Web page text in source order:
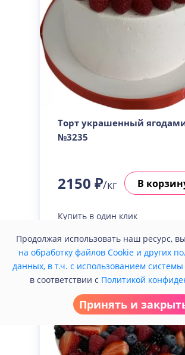
Торт украшенный
№3235
2150 ₽/кг В
Купить в один клик
Продолжая использовать наш ресурс,
на обработку файлов Cookie и других
данных, в т.ч. с использованием
в соответствии с Политикой
Принять и